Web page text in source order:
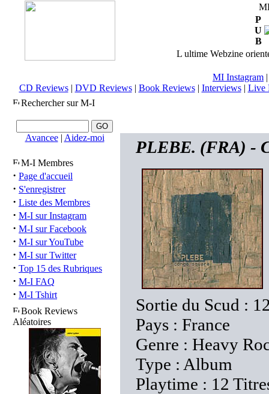
P
U
B
L ultime Webzine
MI Instagram
CD Reviews| DVD Reviews| Book Reviews| Interviews| Live
Rechercher sur M-I
Avancee| Aidez-moi
M-I Membres
· Page d'accueil
· S'enregistrer
· Liste des Membres
· M-I sur Instagram
· M-I sur Facebook
· M-I sur YouTube
· M-I sur Twitter
· Top 15 des Rubriques
· M-I FAQ
· M-I Tshirt
Book Reviews
Aléatoires
PLEBE. (FRA) -
Sortie du Scud :
Pays : France
Genre : Heavy
Type : Album
Playtime : 12